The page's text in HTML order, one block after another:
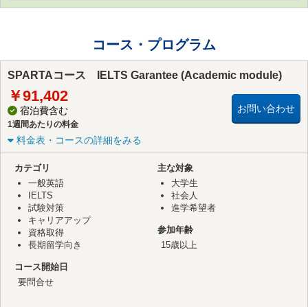
コース・プログラム
SPARTAコース IELTS Garantee (Academic module)
￥91,402
宿泊費含む
1週間あたりの料金
お問い合わせ
料金表・コースの詳細をみる
カテゴリ
一般英語
IELTS
試験対策
キャリアアップ
資格取得
長期留学向き
主な対象
大学生
社会人
進学希望者
参加年齢
15歳以上
コース開始日
要問合せ